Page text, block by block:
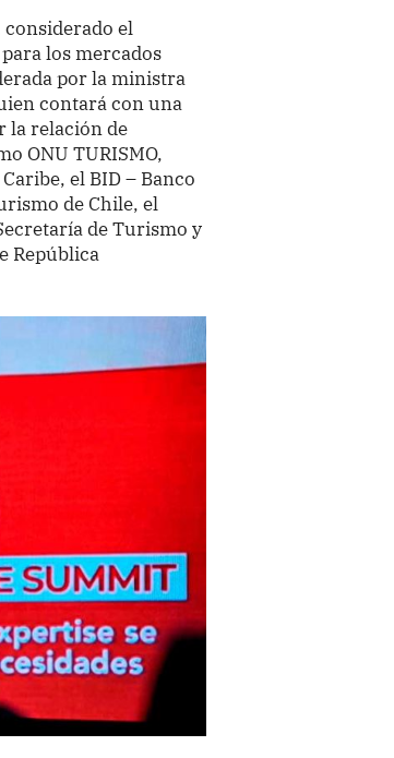
considerado el
los mercados
por la ministra
contará con una
la relación de
ONU TURISMO,
el BID – Banco
de Chile, el
de Turismo y
República